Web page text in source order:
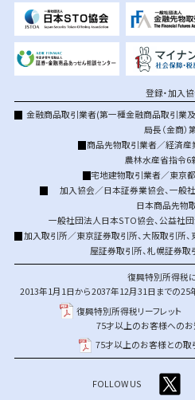
登録・加入
金融商品取引業者(第一種金融商品取引業
局長（金商）
商品先物取引業者／経済産
農林水産省指令6
宅地建物取引業者／東京都
加入協会／日本証券業協会、一般
日本商品先物
一般社団法人日本STO協会、公益社
加入取引所／東京証券取引所、大阪取引所、
屋証券取引所、札幌証券取
復興特別所得税
2013年1月1日から2037年12月31日までの25
復興特別所得税リーフレット
75才以上のお客様へのお
75才以上のお客様との取
FOLLOW US